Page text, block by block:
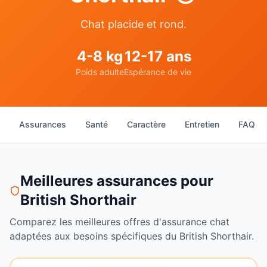
Chat placide et rond.
4-8 kg
Poids adulte
12-17ans
Espérance de vie
Assurances Santé Caractère Entretien FAQ
Meilleures assurances pour
British Shorthair
Comparez les meilleures offres d'assurance chat
adaptées aux besoins spécifiques du British Shorthair.